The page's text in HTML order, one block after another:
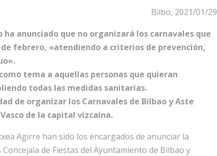
Bilbo, 2021/01/29
anunciado que no organizará los carnavales que
febrero, «atendiendo a criterios de prevención,
tema a aquellas personas que quieran
todas las medidas sanitarias.
de organizar los Carnavales de Bilbao y Aste
de la capital vizcaína.
Agirre han sido los encargados de anunciar la
de Fiestas del Ayuntamiento de Bilbao y